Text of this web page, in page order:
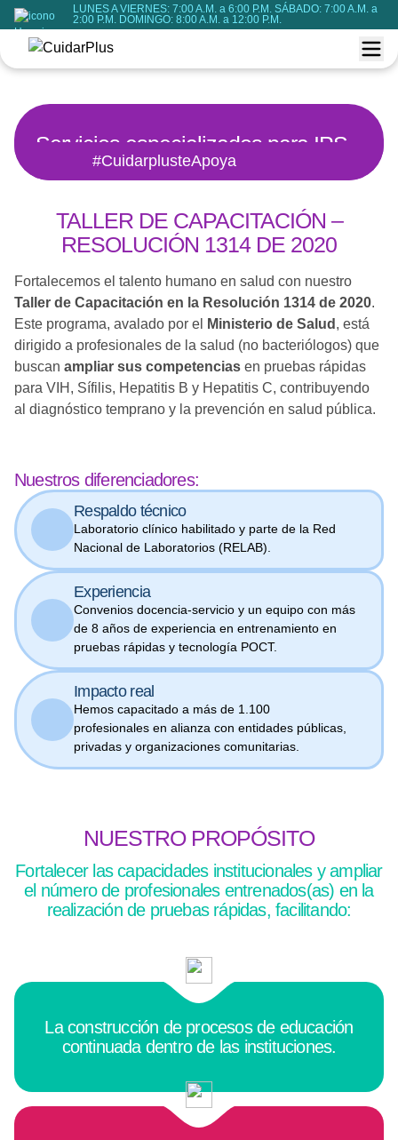
LUNES A VIERNES: 7:00 A.M. a 6:00 P.M. SÁBADO: 7:00 A.M. a
2:00 P.M. DOMINGO: 8:00 A.M. a 12:00 P.M.
Servicios especializados para IPS
y ONGs#CuidarplusteApoya
TALLER DE CAPACITACIÓN –
RESOLUCIÓN 1314 DE 2020
Fortalecemos el talento humano en salud con nuestro
Taller de Capacitación en la Resolución 1314 de 2020.
Este programa, avalado por el
Ministerio de Salud , está
dirigido a profesionales de la salud (no bacteriólogos) que
buscan ampliar sus competencias en pruebas rápidas
para VIH, Sífilis, Hepatitis B y Hepatitis C, contribuyendo
al diagnóstico temprano y la prevención en salud pública.
Nuestros diferenciadores:
Respaldo técnico
Laboratorio clínico habilitado y parte de la Red
Nacional de Laboratorios (RELAB).
Experiencia
Convenios docencia-servicio y un equipo con más
de 8 años de experiencia en entrenamiento en
pruebas rápidas y tecnología POCT.
Impacto real
Hemos capacitado a más de 1.100
profesionales en alianza con entidades públicas,
privadas y organizaciones comunitarias.
NUESTRO PROPÓSITO
Fortalecer las capacidades institucionales y ampliar
el número de profesionales entrenados(as) en la
realización de pruebas rápidas, facilitando:
La construcción de procesos de educación
continuada dentro de las instituciones.